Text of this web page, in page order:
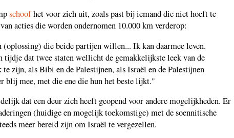
schoofhet voor zich uit, zoals past bij iemand die niet hoeft te
acties die worden ondernomen 10.000 km verderop:
(oplossing) die beide partijen willen... Ik kan daarmee leven.
tijdje dat twee staten wellicht de gemakkelijkste leek van de
zijn, als Bibi en de Palestijnen, als Israël en de Palestijnen
blij mee, met die ene die hun het beste lijkt."
dat een deur zich heeft geopend voor andere mogelijkheden. Er
(huidige en mogelijk toekomstige) met de soennitische
meer bereid zijn om Israël te vergezellen.